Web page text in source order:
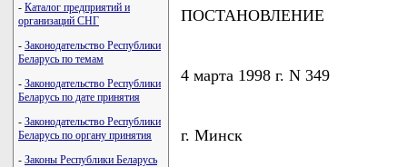
- Каталог предприятий и
организаций СНГ
- Законодательство Республики
Беларусь по темам
- Законодательство Республики
Беларусь по дате принятия
- Законодательство Республики
Беларусь по органу принятия
- Законы Республики Беларусь
ПОСТАНОВЛЕНИЕ
4 марта 1998 г. N 349
г. Минск